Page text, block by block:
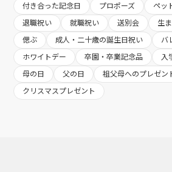
付き合った記念日
プロポーズ
ペッ
退職祝い
就職祝い 送別会
生
偲ぶ
成人・二十歳の誕生日祝い
バ
ホワイトデー
卒園・卒業記念品
入
母の日
父の日
祖父母へのプレゼン
クリスマスプレゼント